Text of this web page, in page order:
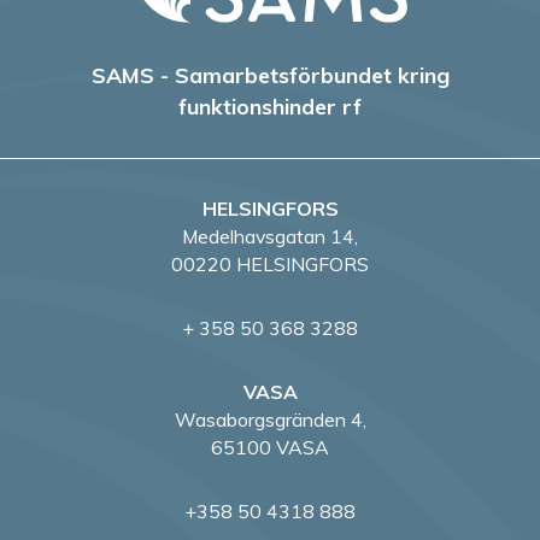
SAMS - Samarbetsförbundet kring
funktionshinder rf
HELSINGFORS
Medelhavsgatan 14,
00220 HELSINGFORS
+ 358 50 368 3288
VASA
Wasaborgsgränden 4,
65100 VASA
+358 50 4318 888